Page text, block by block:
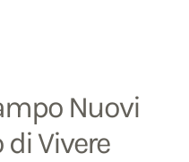
Nuovi
di Vivere